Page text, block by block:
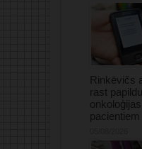
Rinkēvičs
rast
pacientiem